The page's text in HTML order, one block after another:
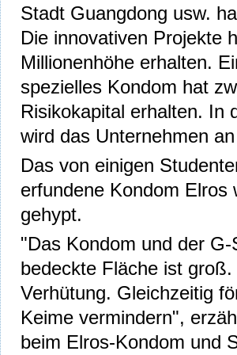
Stadt Guangdong usw.
Die innovativen Projekte
Millionenhöhe erhalten.
spezielles Kondom hat
Risikokapital erhalten. In
wird das Unternehmen
Das von einigen
erfundene Kondom Elros
gehypt.
"Das Kondom und der
bedeckte Fläche ist
Verhütung. Gleichzeitig
Keime vermindern",
beim Elros-Kondom und